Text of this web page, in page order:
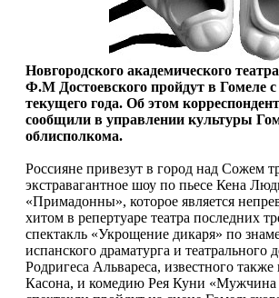
Новгородского академического
Ф.М Достоевского пройдут в Гомеле
текущего года. Об этом
сообщили в управлении культуры
облисполкома.
Россияне привезут в город над Сожем
экстравагантное шоу по пьесе Кена
«Примадонны», которое является
хитом в репертуаре театра последних
спектакль «Укрощение дикаря» по
испанского драматурга и театрального
Родригеса Альвареса, известного
Касона, и комедию Рея Куни «Мужчина